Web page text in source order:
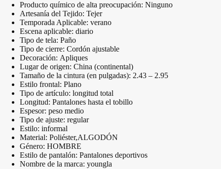
Producto químico de alta preocupación: Ninguno
Artesanía del Tejido: Tejer
Temporada Aplicable: verano
Escena aplicable: diario
Tipo de tela: Paño
Tipo de cierre: Cordón ajustable
Decoración: Apliques
Lugar de origen: China (continental)
Tamaño de la cintura (en pulgadas): 2.43 – 2.95
Estilo frontal: Plano
Tipo de artículo: longitud total
Longitud: Pantalones hasta el tobillo
Espesor: peso medio
Tipo de ajuste: regular
Estilo: informal
Material: Poliéster,ALGODÓN
Género: HOMBRE
Estilo de pantalón: Pantalones deportivos
Nombre de la marca: youngla